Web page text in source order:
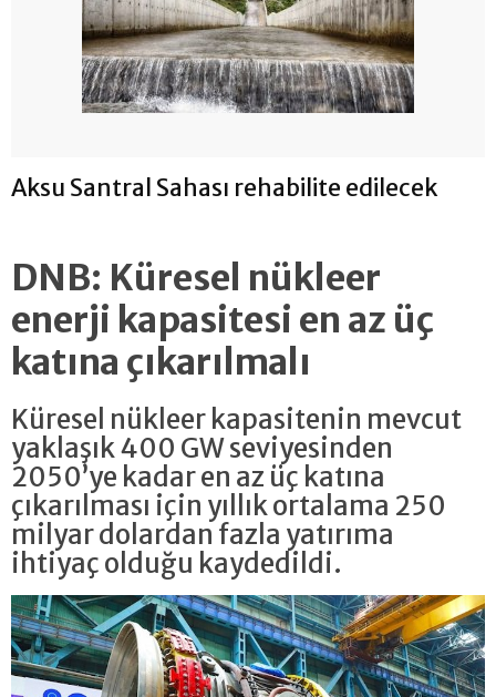
Aksu Santral Sahası rehabilite edilecek
DNB: Küresel nükleer
enerji kapasitesi en az üç
katına çıkarılmalı
Küresel nükleer kapasitenin mevcut
yaklaşık 400 GW seviyesinden
2050’ye kadar en az üç katına
çıkarılması için yıllık ortalama 250
milyar dolardan fazla yatırıma
ihtiyaç olduğu kaydedildi.